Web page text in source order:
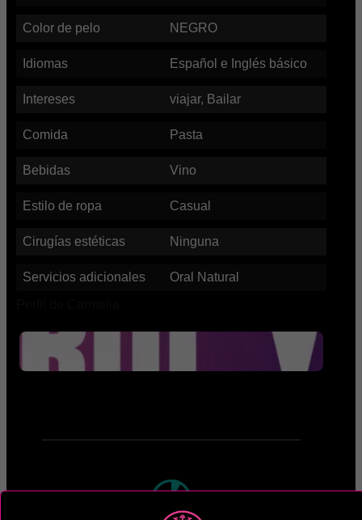
Color de pelo NEGRO
Idiomas Español e Inglés básico
Intereses viajar, Bailar
Comida Pasta
Bebidas Vino
Estilo de ropa Casual
Cirugías estéticas Ninguna
Servicios adicionales Oral Natural